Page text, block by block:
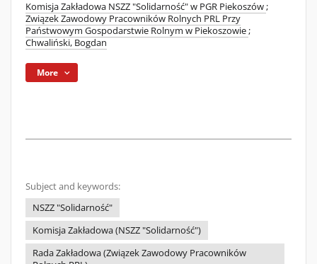
Komisja Zakładowa NSZZ "Solidarność" w PGR Piekoszów;
Związek Zawodowy Pracowników Rolnych PRL Przy
Państwowym Gospodarstwie Rolnym w Piekoszowie;
Chwaliński, Bogdan
More
Subject and keywords:
NSZZ "Solidarność"
Komisja Zakładowa (NSZZ "Solidarność")
Rada Zakładowa (Związek Zawodowy Pracowników